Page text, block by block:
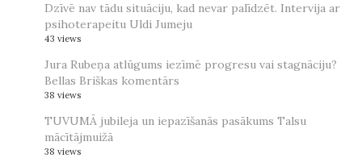
Dzīvē nav tādu situāciju, kad nevar palīdzēt. Intervija ar
psihoterapeitu Uldi Jumeju
43 views
Jura Rubeņa atlūgums iezīmē progresu vai stagnāciju?
Bellas Briškas komentārs
38 views
TUVUMĀ jubileja un iepazīšanās pasākums Talsu
mācītājmuižā
38 views